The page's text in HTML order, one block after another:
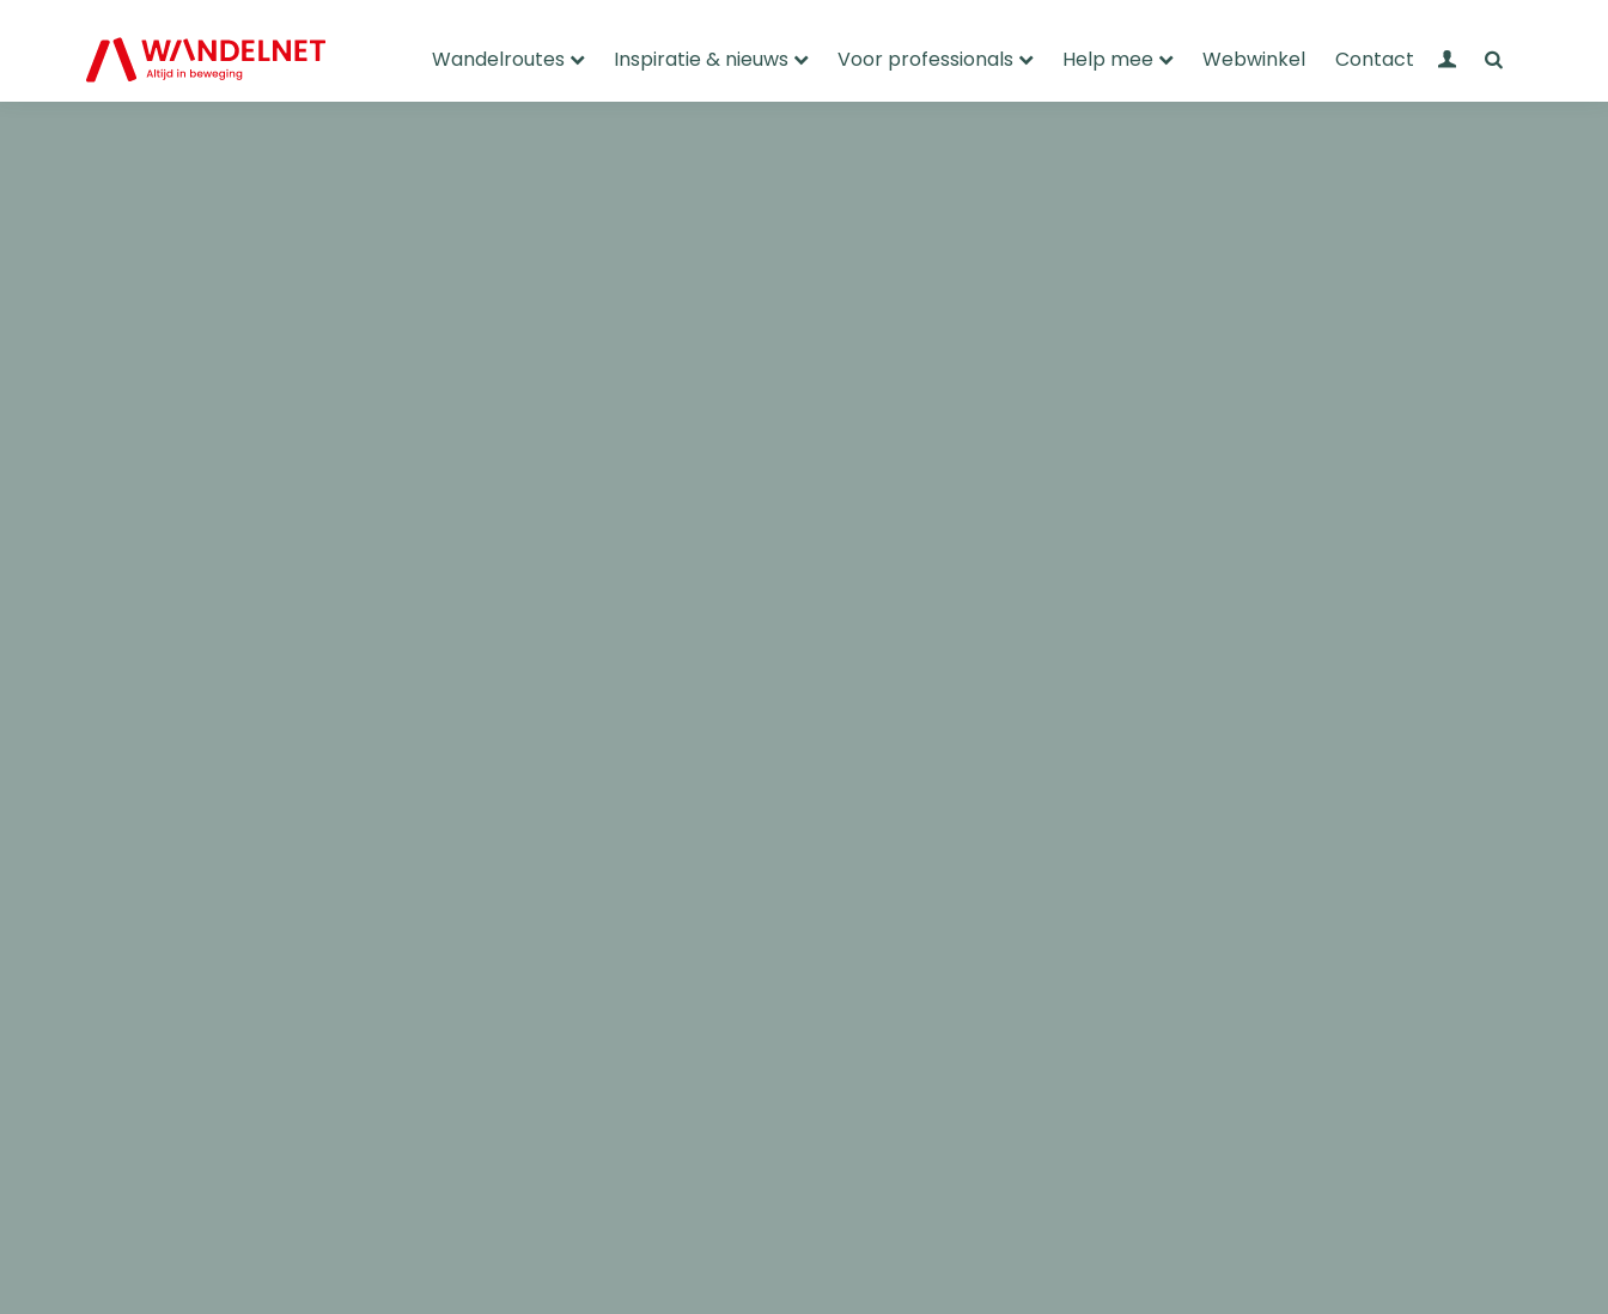
Wandelroutes Inspiratie & nieuws Voor professionals Help mee Webwinkel Contact Mijn Wandelnet